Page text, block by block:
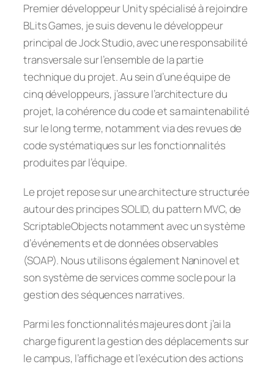
Premier développeur Unity spécialisé à rejoindre
BLits Games, je suis devenu le développeur
principal de Jock Studio, avec une responsabilité
transversale sur l’ensemble de la partie
technique du projet. Au sein d’une équipe de
cinq développeurs, j’assure l’architecture du
projet, la cohérence du code et sa maintenabilité
sur le long terme, notamment via des revues de
code systématiques sur les fonctionnalités
produites par l’équipe.
Le projet repose sur une architecture structurée
autour des principes SOLID, du pattern MVC, de
ScriptableObjects notamment avec un système
d’événements et de données observables
(SOAP). Nous utilisons également Naninovel et
son système de services comme socle pour la
gestion des séquences narratives.
Parmi les fonctionnalités majeures dont j’ai la
charge figurent la gestion des déplacements sur
le campus, l’affichage et l’exécution des actions